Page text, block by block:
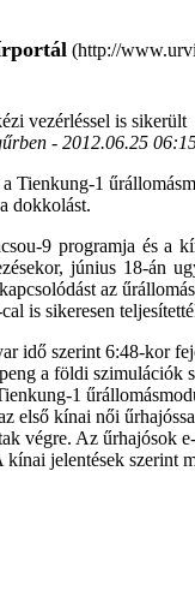
(http://
vezérléssel is sikerült
- 2012.06.25
Tienkung-1
dokkolást.
9 programja és a
június 18-án
az
is sikeresen
idő szerint 6:48-kor
a földi szimulációk
1
első kínai női
végre. Az űrhajósok
jelentések szerint